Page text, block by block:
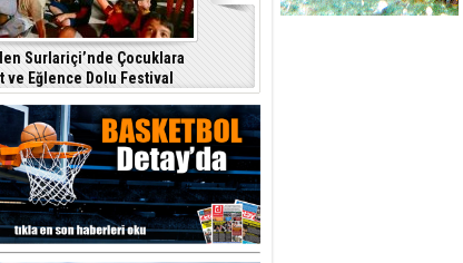
Surlariçi’nde Çocuklara
ve Eğlence Dolu Festival
Mahkemesi’ne taşıdı